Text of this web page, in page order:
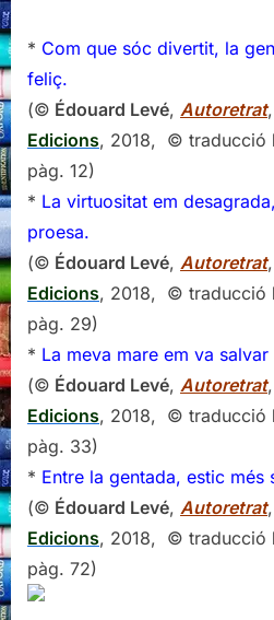
* Com que sóc divertit, la
feliç.
(© Édouard Levé, Autoretrat,
Edicions, 2018, © traducció
pàg. 12)
* La virtuositat em
proesa.
(© Édouard Levé, Autoretrat,
Edicions, 2018, © traducció
pàg. 29)
* La meva mare em va
(© Édouard Levé, Autoretrat,
Edicions, 2018, © traducció
pàg. 33)
* Entre la gentada, estic més
(© Édouard Levé, Autoretrat,
Edicions, 2018, © traducció
pàg. 72)